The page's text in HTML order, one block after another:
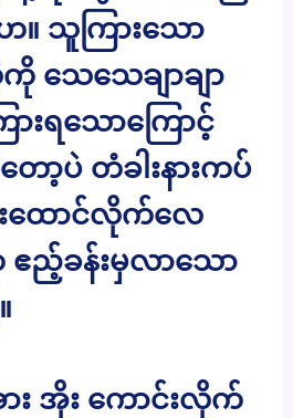
သူကြားသော
ေသေချာချာ
ရသောကြောင့်
ော့ပဲ တံခါးနားကပ်
ားထောင်လိုက်လေ
ခန်းမှလာသော
း အိုး ကောင်းလိုက်